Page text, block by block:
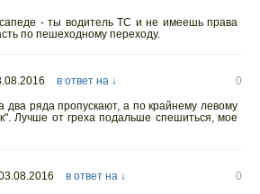
- ты водитель ТС и не имеешь права
по пешеходному переходу.
в ответ на ↓
0
два ряда пропускают, а по крайнему левому
Лучше от греха подальше спешиться, мое
в ответ на ↓
0